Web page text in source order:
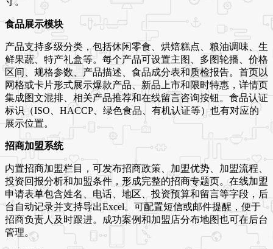
食品展示模块
产品支持多级分类，包括休闲零食、烘焙糕点、粮油调味、生
鲜果蔬、特产礼盒等。每个产品可设置主图、多图轮播、价格
区间、规格参数、产品描述、食品成分表和质检报告。首页以
网格或卡片形式展示爆款产品、新品上市和限时特惠，详情页
集成图文混排、相关产品推荐和在线留言咨询按钮。食品认证
标识（ISO、HACCP、绿色食品、有机认证等）也有对应的
展示位置。
招商加盟系统
内置招商加盟栏目，可发布招商政策、加盟优势、加盟流程、
投资回报分析和加盟条件，形成完整的招商专题页。在线加盟
申请表单包含姓名、电话、地区、投资预算和留言等字段，后
台自动记录并支持导出Excel。可配置短信或邮件提醒，便于
招商负责人及时跟进。成功案例和加盟店分布地图也可在后台
管理。